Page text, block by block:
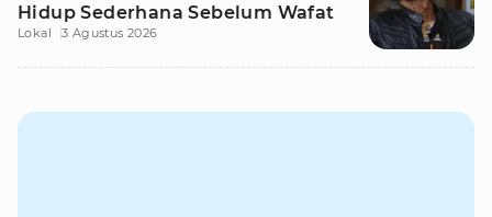
Hidup Sederhana Sebelum Wafat
Lokal 3 Agustus 2026